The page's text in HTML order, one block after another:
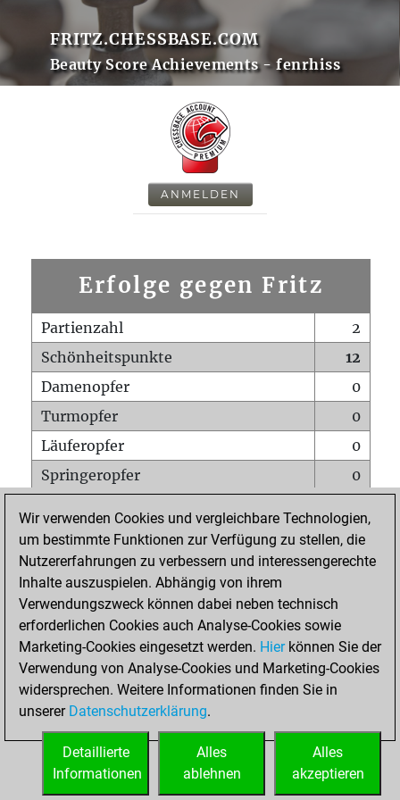
FRITZ.CHESSBASE.COM
Beauty Score Achievements - fenrhiss
ANMELDEN
Erfolge gegen Fritz
Partienzahl
2
Schönheitspunkte
12
Damenopfer
0
Turmopfer
0
Läuferopfer
0
Springeropfer
0
Matt auf vollem Brett
0
Bauer setzt Matt
0
Erstickte Matts
Unterverwandlungen
Türme auf der siebten
0
STARTSEITE
Wir verwenden Cookies und vergleichbare Technologien,
um bestimmte Funktionen zur Verfügung zu stellen, die
Nutzererfahrungen zu verbessern und interessengerechte
Inhalte auszuspielen. Abhängig von ihrem
Verwendungszweck können dabei neben technisch
erforderlichen Cookies auch Analyse-Cookies sowie
Marketing-Cookies eingesetzt werden. Hierkönnen Sie der
Verwendung von Analyse-Cookies und Marketing-Cookies
widersprechen. Weitere Informationen finden Sie in
unserer Datenschutzerklärung.
Alles
akzeptieren
Alles
ablehnen
Detaillierte
Informationen